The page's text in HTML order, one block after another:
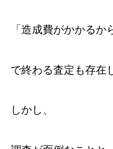
「造成費がかかるか
で終わる査定も存在
しかし、